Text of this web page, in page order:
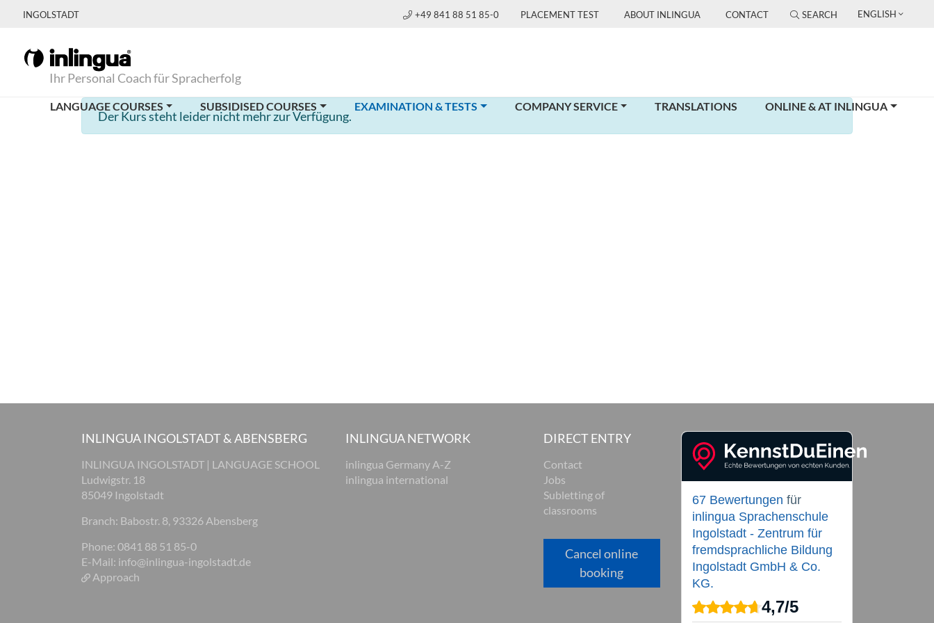
INGOLSTADT +49 841 88 51 85-0 PLACEMENT TEST ABOUT INLINGUA CONTACT SEARCH ENGLISH
Ihr Personal Coach für Spracherfolg
LANGUAGE COURSES SUBSIDISED COURSES EXAMINATION & TESTS(CURRENT)COMPANY SERVICE TRANSLATIONS ONLINE & AT INLINGUA
Der Kurs steht leider nicht mehr zur Verfügung.
INLINGUA INGOLSTADT & ABENSBERG
INLINGUA INGOLSTADT | LANGUAGE SCHOOL
Ludwigstr. 18
85049 Ingolstadt
Branch: Babostr. 8, 93326 Abensberg
Phone: 0841 88 51 85-0
E-Mail: info@inlingua-ingolstadt.de
Approach
INLINGUA NETWORK
inlingua Germany A-Z
inlingua international
DIRECT ENTRY
Contact
Jobs
Subletting of
classrooms
Cancel online
booking
67 Bewertungen für
inlingua Sprachenschule
Ingolstadt - Zentrum für
fremdsprachliche Bildung
Ingolstadt GmbH & Co.
KG.
4,7/5